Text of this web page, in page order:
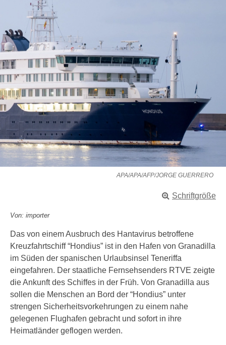
APA/APA/AFP/JORGE GUERRERO
Schriftgröße
Von: importer
Das von einem Ausbruch des Hantavirus betroffene
Kreuzfahrtschiff “Hondius” ist in den Hafen von Granadilla
im Süden der spanischen Urlaubsinsel Teneriffa
eingefahren. Der staatliche Fernsehsenders RTVE zeigte
die Ankunft des Schiffes in der Früh. Von Granadilla aus
sollen die Menschen an Bord der “Hondius” unter
strengen Sicherheitsvorkehrungen zu einem nahe
gelegenen Flughafen gebracht und sofort in ihre
Heimatländer geflogen werden.